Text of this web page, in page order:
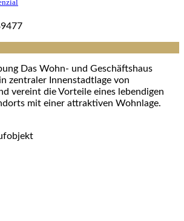
Das Wohn- und Geschäftshaus
zentraler Innenstadtlage von
vereint die Vorteile eines lebendigen
mit einer attraktiven Wohnlage.